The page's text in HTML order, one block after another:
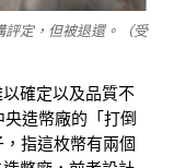
評定，但被退還。（受
確定以及品質不
造幣廠的「打倒
指這枚幣有兩個